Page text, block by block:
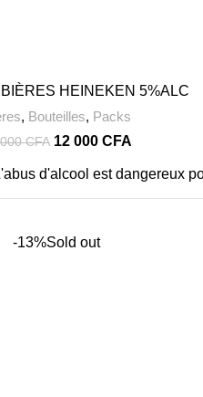
HEINEKEN 5%ALC
, Bouteilles, Packs
CFA Le
initial
était :
12 000 CFALe
actuel
est :
d'alcool est dangereux
-13%Sold out